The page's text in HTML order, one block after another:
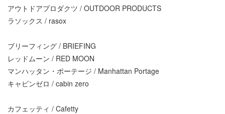
アウトドアプロダクツ / OUTDOOR PRODUCTS
ラソックス / rasox
ブリーフィング / BRIEFING
レッドムーン / RED MOON
マンハッタン・ポーテージ / Manhattan Portage
キャビンゼロ / cabin zero
カフェッティ / Cafetty